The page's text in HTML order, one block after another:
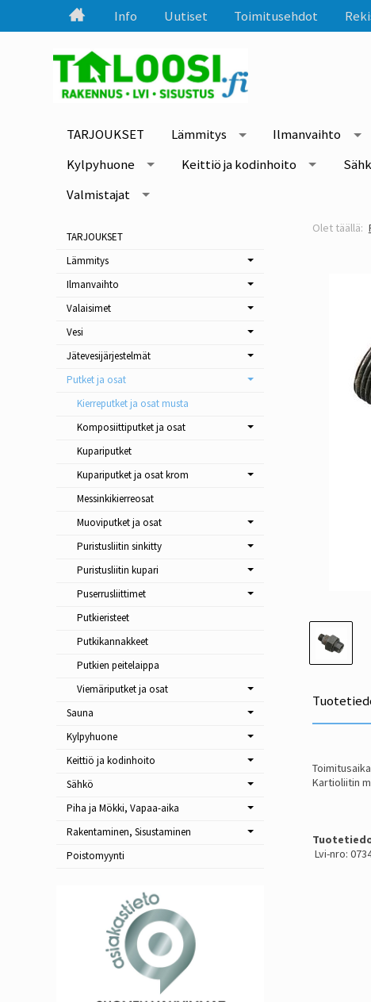
Info Uutiset Toimitusehdot
TARJOUKSET Lämmitys Ilmanvaihto
Kylpyhuone
Keittiö ja kodinhoito
Valmistajat
Kartioliitin
Lvi-nro:
TARJOUKSET
Lämmitys
Ilmanvaihto
Valaisimet
Vesi
Jätevesijärjestelmät
Putket ja osat
Kierreputket ja osat musta
Komposiittiputket ja osat
Kupariputket
Kupariputket ja osat krom
Messinkikierreosat
Muoviputket ja osat
Puristusliitin sinkitty
Puristusliitin kupari
Puserrusliittimet
Putkieristeet
Putkikannakkeet
Putkien peitelaippa
Viemäriputket ja osat
Sauna
Kylpyhuone
Keittiö ja kodinhoito
Sähkö
Piha ja Mökki, Vapaa-aika
Rakentaminen, Sisustaminen
Poistomyynti